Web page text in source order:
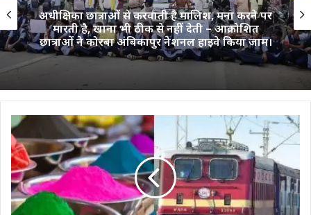
अधीक्षिका छात्राओं से करवाती है मालिश, मना करने पर
मारती है, खाना भी ठीक से नहीं देती – आक्रोशित
छात्राओं ने कोरबा अंबिकापुर नेशनल हाइवे किया जाम।
रेलवे
का
‘होली
गिफ्ट’,
छत्तीसगढ़
के
इन